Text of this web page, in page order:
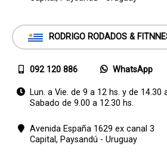
RODRIGO RODADOS &
092 120 886 WhatsApp
Lun. a Vie. de 9 a 12 hs. y de 14.30
Sabado de 9.00 a 12.30 hs.
Avenida España 1629 ex canal 3
Capital, Paysandú - Uruguay